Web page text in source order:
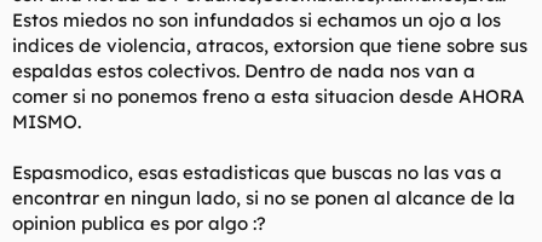
Estos miedos no son infundados si echamos un ojo a los
indices de violencia, atracos, extorsion que tiene sobre sus
espaldas estos colectivos. Dentro de nada nos van a
comer si no ponemos freno a esta situacion desde AHORA
MISMO.
Espasmodico, esas estadisticas que buscas no las vas a
encontrar en ningun lado, si no se ponen al alcance de la
opinion publica es por algo :?